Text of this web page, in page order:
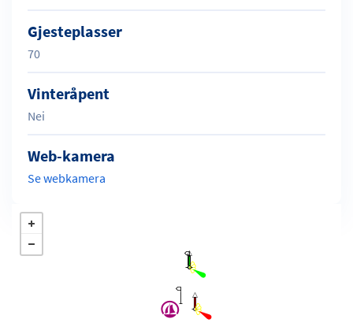
Gjesteplasser
70
Vinteråpent
Nei
Web-kamera
Se webkamera